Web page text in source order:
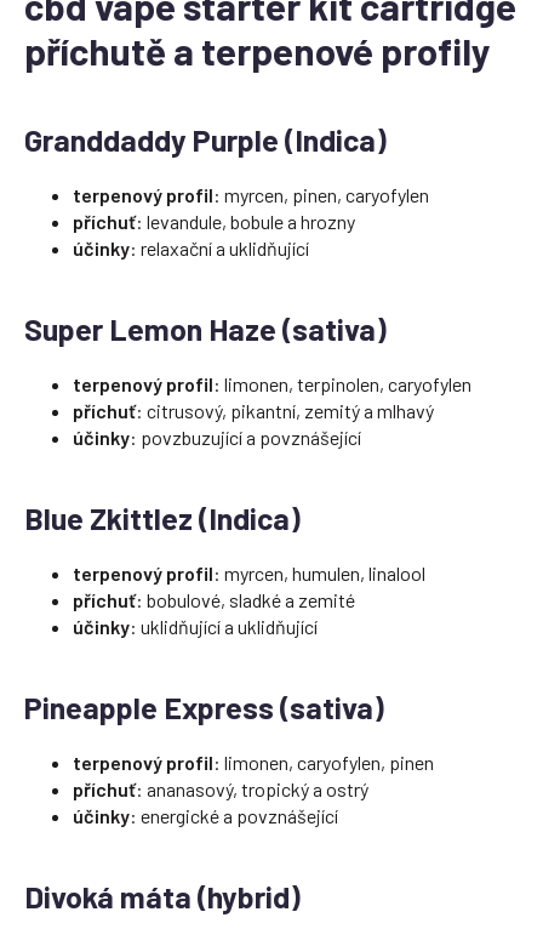
příchutě a terpenové profily
Granddaddy Purple (Indica)
terpenový profil: myrcen, pinen, caryofylen
příchuť: levandule, bobule a hrozny
účinky: relaxační a uklidňující
Super Lemon Haze (sativa)
terpenový profil: limonen, terpinolen, caryofylen
příchuť: citrusový, pikantní, zemitý a mlhavý
účinky: povzbuzující a povznášející
Blue Zkittlez (Indica)
terpenový profil: myrcen, humulen, linalool
příchuť: bobulové, sladké a zemité
účinky: uklidňující a uklidňující
Pineapple Express (sativa)
terpenový profil: limonen, caryofylen, pinen
příchuť: ananasový, tropický a ostrý
účinky: energické a povznášející
Divoká máta (hybrid)